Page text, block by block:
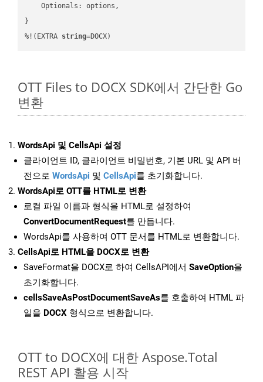
    Optionals: options,
}
%!(EXTRA string=DOCX)
OTT Files to DOCX SDK에서 간단한 Go
변환
WordsApi 및 CellsApi 설정
클라이언트 ID, 클라이언트 비밀번호, 기본 URL 및 API 버
전으로 WordsApi 및 CellsApi를 초기화합니다.
WordsApi로 OTT를 HTML로 변환
로컬 파일 이름과 형식을 HTML로 설정하여
ConvertDocumentRequest를 만듭니다.
WordsApi를 사용하여 OTT 문서를 HTML로 변환합니다.
CellsApi로 HTML을 DOCX로 변환
SaveFormat을 DOCX로 하여 CellsAPI에서 SaveOption을
초기화합니다.
cellsSaveAsPostDocumentSaveAs를 호출하여 HTML 파
일을 DOCX 형식으로 변환합니다.
OTT to DOCX에 대한 Aspose.Total
REST API 활용 시작